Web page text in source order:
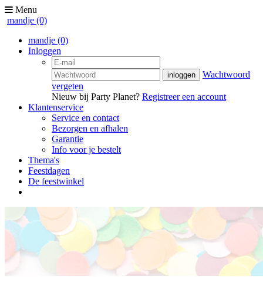
Menu
mandje (0)
mandje (0)
Inloggen
Wachtwoord
vergeten
Nieuw bij Party Planet? Registreer een account
Klantenservice
Service en contact
Bezorgen en afhalen
Garantie
Info voor je bestelt
Thema's
Feestdagen
De feestwinkel